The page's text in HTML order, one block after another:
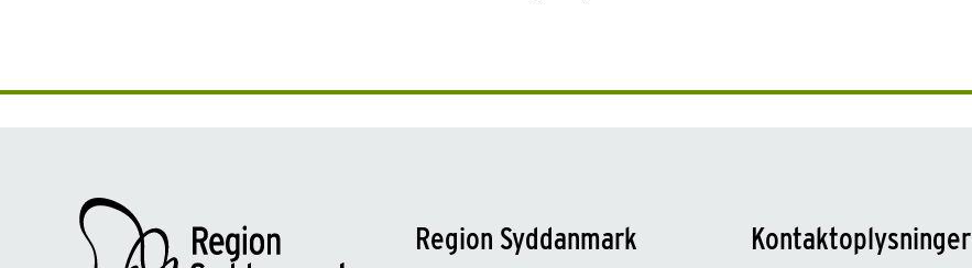
Region Syddanmark Kontaktoplysninger